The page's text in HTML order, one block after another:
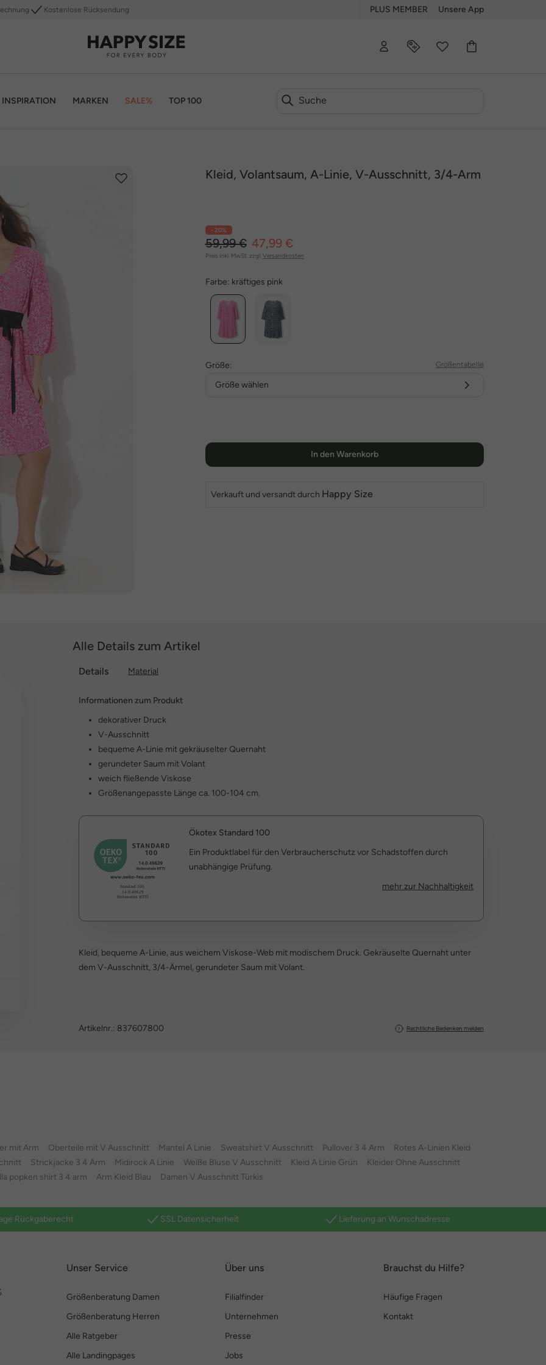
Kostenlose Rücksendung PLUS MEMBER Unsere App
INSPIRATION MARKEN SALE% TOP 100
Kleid, Volantsaum, A-Linie, V-Ausschnitt, 3/4-Arm
- 20%
59,99 € 47,99 €
Preis inkl. MwSt. zzgl. Versandkosten
Farbe: kräftiges pink
Größe: Größentabelle
Größe wählen
In den Warenkorb
Verkauft und versandt durch Happy Size
Alle Details zum Artikel
Details Material
Informationen zum Produkt
dekorativer Druck
V-Ausschnitt
bequeme A-Linie mit gekräuselter Quernaht
gerundeter Saum mit Volant
weich fließende Viskose
Größenangepasste Länge ca. 100-104 cm.
Ökotex Standard 100
Ein Produktlabel für den Verbraucherschutz vor Schadstoffen durch
unabhängige Prüfung.
mehr zur Nachhaltigkeit
Kleid, bequeme A-Linie, aus weichem Viskose-Web mit modischem Druck. Gekräuselte Quernaht unter
dem V-Ausschnitt, 3/4-Ärmel, gerundeter Saum mit Volant.
Artikelnr.: 837607800 Rechtliche Bedenken melden
mit Arm Oberteile mit V Ausschnitt Mantel A Linie Sweatshirt V Ausschnitt Pullover 3 4 Arm
Rotes A-Linien Kleid
Strickjacke 3 4 Arm Midirock A Linie Weiße Bluse V Ausschnitt Kleid A Linie Grün
Kleider Ohne Ausschnitt
popken shirt 3 4 arm
Arm Kleid Blau Damen V Ausschnitt Türkis
Rückgaberecht SSL Datensicherheit Lieferung an Wunschadresse
Unser Service
Größenberatung Damen
Größenberatung Herren
Alle Ratgeber
Alle Landingpages
Über uns
Filialfinder
Unternehmen
Presse
Jobs
Brauchst du Hilfe?
Häufige Fragen
Kontakt